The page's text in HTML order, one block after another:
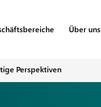
Über uns
Perspektiven